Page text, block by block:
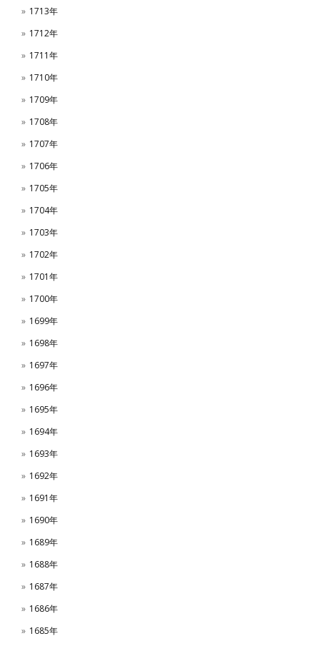
1713年
1712年
1711年
1710年
1709年
1708年
1707年
1706年
1705年
1704年
1703年
1702年
1701年
1700年
1699年
1698年
1697年
1696年
1695年
1694年
1693年
1692年
1691年
1690年
1689年
1688年
1687年
1686年
1685年